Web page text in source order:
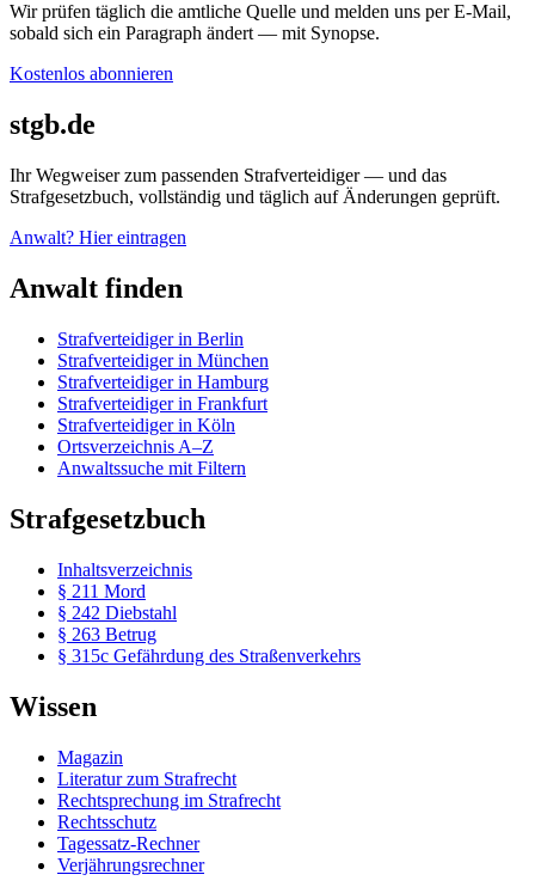
Wir prüfen täglich die amtliche Quelle und melden uns per E-Mail,
sobald sich ein Paragraph ändert — mit Synopse.
Kostenlos abonnieren
stgb.de
Ihr Wegweiser zum passenden Strafverteidiger — und das
Strafgesetzbuch, vollständig und täglich auf Änderungen geprüft.
Anwalt? Hier eintragen
Anwalt finden
Strafverteidiger in Berlin
Strafverteidiger in München
Strafverteidiger in Hamburg
Strafverteidiger in Frankfurt
Strafverteidiger in Köln
Ortsverzeichnis A–Z
Anwaltssuche mit Filtern
Strafgesetzbuch
Inhaltsverzeichnis
§ 211 Mord
§ 242 Diebstahl
§ 263 Betrug
§ 315c Gefährdung des Straßenverkehrs
Wissen
Magazin
Literatur zum Strafrecht
Rechtsprechung im Strafrecht
Rechtsschutz
Tagessatz-Rechner
Verjährungsrechner